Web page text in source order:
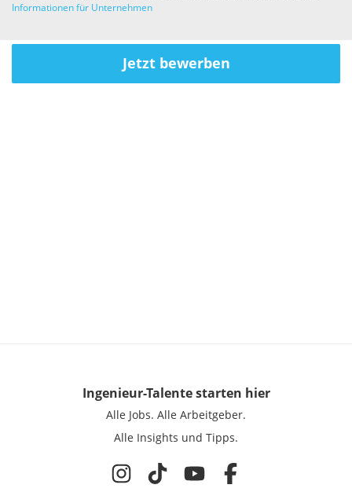
Informationen für Unternehmen
Jetzt bewerben
Ingenieur-Talentestarten hier
Alle Jobs. Alle Arbeitgeber.
Alle Insights und Tipps.